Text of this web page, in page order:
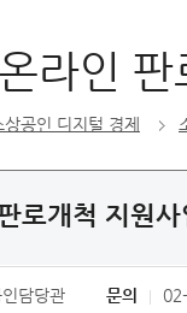
온라인 판
상공인 디지털 경제
로개척 지원
담당관 문의